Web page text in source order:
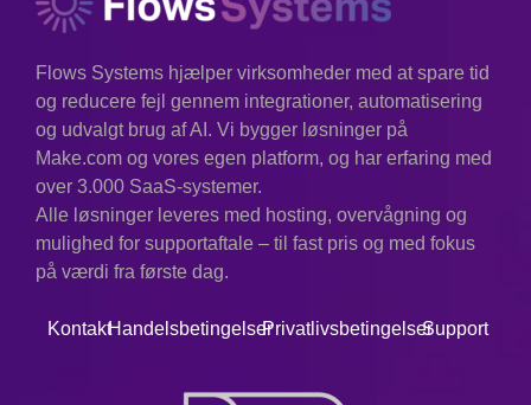
Flows Systems hjælper virksomheder med at spare tid
og reducere fejl gennem integrationer, automatisering
og udvalgt brug af AI. Vi bygger løsninger på
Make.com og vores egen platform, og har erfaring med
over 3.000 SaaS-systemer.
Alle løsninger leveres med hosting, overvågning og
mulighed for supportaftale – til fast pris og med fokus
på værdi fra første dag.
KontaktHandelsbetingelserPrivatlivsbetingelserSupport